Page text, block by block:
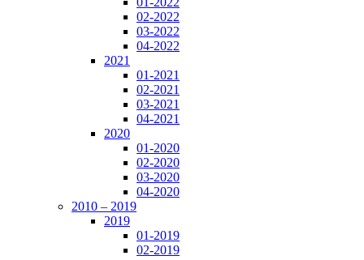
02-2022
03-2022
04-2022
2021
01-2021
02-2021
03-2021
04-2021
2020
01-2020
02-2020
03-2020
04-2020
2010 – 2019
2019
01-2019
02-2019